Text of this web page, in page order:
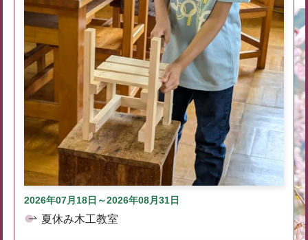
2026年07月18日～2026年08月31日
夏休み木工教室